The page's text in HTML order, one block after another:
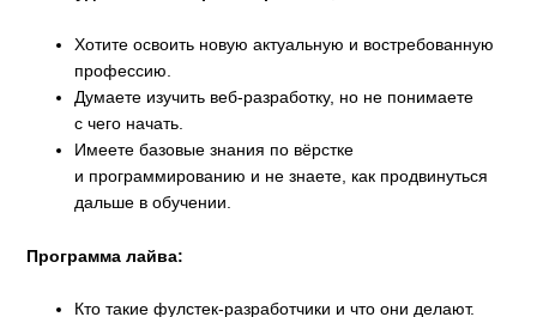
Хотите освоить новую актуальную и востребованную
профессию.
Думаете изучить веб-разработку, но не понимаете
с чего начать.
Имеете базовые знания по вёрстке
и программированию и не знаете, как продвинуться
дальше в обучении.
Программа лайва:
Кто такие фулстек-разработчики и что они делают.